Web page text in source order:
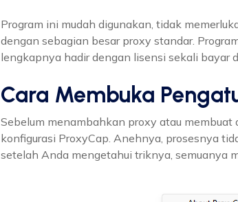
Program ini mudah digunakan, tidak
dengan sebagian besar proxy standar.
lengkapnya hadir dengan lisensi sekali bayar
Cara Membuka
Sebelum menambahkan proxy atau membuat
konfigurasi ProxyCap. Anehnya, prosesnya
setelah Anda mengetahui triknya, semuanya